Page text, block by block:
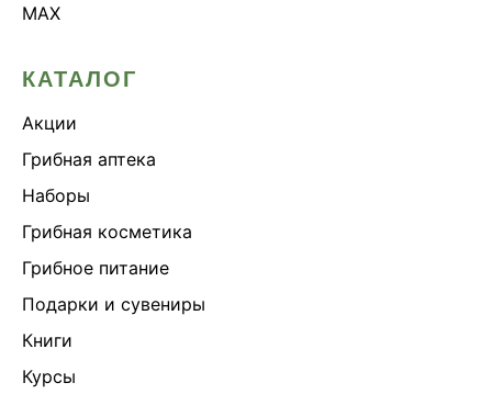
MAX
КАТАЛОГ
Акции
Грибная аптека
Наборы
Грибная косметика
Грибное питание
Подарки и сувениры
Книги
Курсы